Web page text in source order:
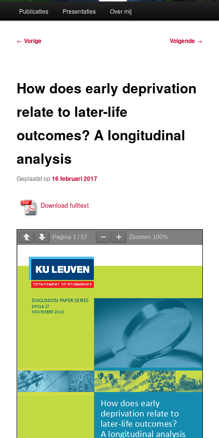
Publicaties Presentaties Over mij
Berichtnavigatie
← Vorige Volgende →
How does early deprivation
relate to later-life
outcomes? A longitudinal
analysis
Geplaatst op16 februari 2017
Download fulltext
Pagina 1 /57 Zoomen 100%